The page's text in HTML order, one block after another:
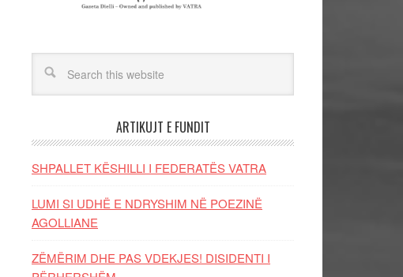
ARTIKUJT E FUNDIT
SHPALLET KËSHILLI I FEDERATËS VATRA
LUMI SI UDHË E NDRYSHIM NË POEZINË
AGOLLIANE
ZËMËRIM DHE PAS VDEKJES! DISIDENTI I